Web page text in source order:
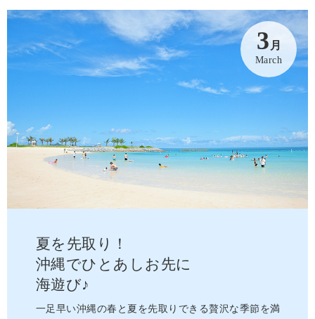
3 月
March
夏を先取り！
沖縄でひとあしお先に
海遊び♪
一足早い沖縄の春と夏を先取りできる贅沢な季節を満